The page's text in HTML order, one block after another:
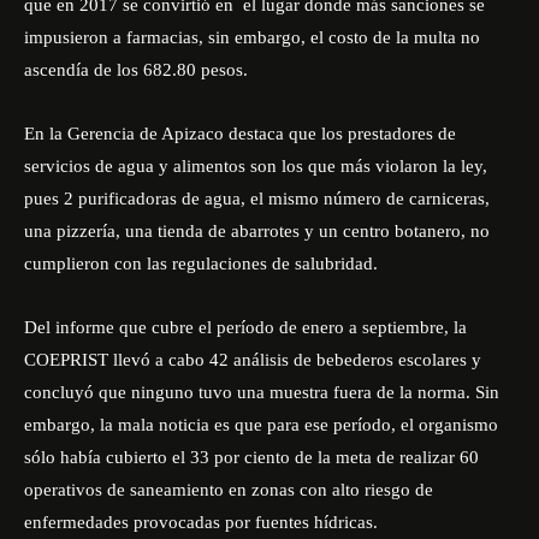
que en 2017 se convirtió en el lugar donde más sanciones se
impusieron a farmacias, sin embargo, el costo de la multa no
ascendía de los 682.80 pesos.
En la Gerencia de Apizaco destaca que los prestadores de
servicios de agua y alimentos son los que más violaron la ley,
pues 2 purificadoras de agua, el mismo número de carniceras,
una pizzería, una tienda de abarrotes y un centro botanero, no
cumplieron con las regulaciones de salubridad.
Del informe que cubre el período de enero a septiembre, la
COEPRIST llevó a cabo 42 análisis de bebederos escolares y
concluyó que ninguno tuvo una muestra fuera de la norma. Sin
embargo, la mala noticia es que para ese período, el organismo
sólo había cubierto el 33 por ciento de la meta de realizar 60
operativos de saneamiento en zonas con alto riesgo de
enfermedades provocadas por fuentes hídricas.